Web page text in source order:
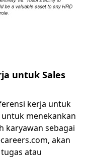
untuk Sales
kerja untuk
untuk menekankan
karyawan sebagai
akan
atau